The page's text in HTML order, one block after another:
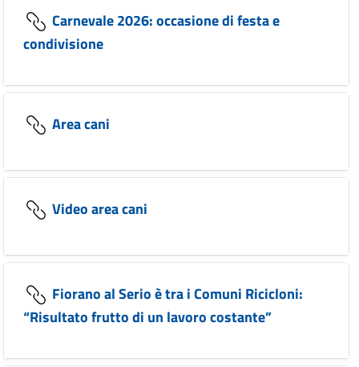
Carnevale 2026: occasione di festa e
condivisione
Area cani
Video area cani
Fiorano al Serio è tra i Comuni Ricicloni:
“Risultato frutto di un lavoro costante”